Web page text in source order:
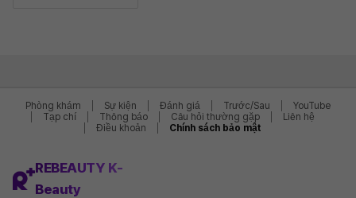
Phòng khám Sự kiện Đánh giá Trước/Sau
YouTube
Tạp chí
Thông báo Câu hỏi thường gặp
Liên hệ
Điều khoản
Chính sách bảo mật
REBEAUTY K-
Beauty